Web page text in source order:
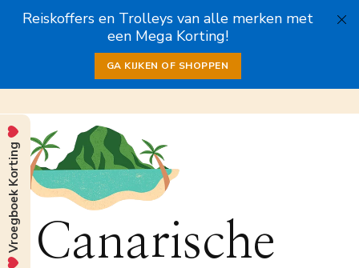
Reiskoffers en Trolleys van alle merken met
een Mega Korting!
GA KIJKEN OF SHOPPEN
Canarische
Vroegboek Korting